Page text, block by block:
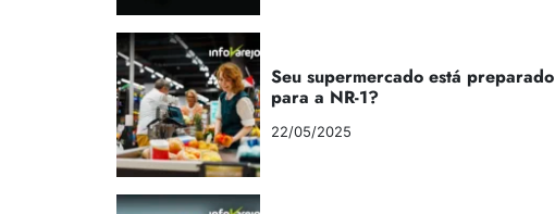
Seu supermercado está preparado
para a NR-1?
22/05/2025